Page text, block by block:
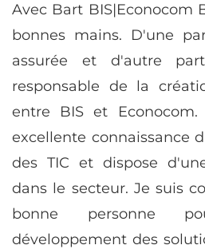
Avec Bart BIS|Econocom
bonnes mains. D'une
assurée et d'autre
responsable de la
entre BIS et
excellente connaissance
des TIC et dispose
dans le secteur. Je suis
bonne personne
développement des